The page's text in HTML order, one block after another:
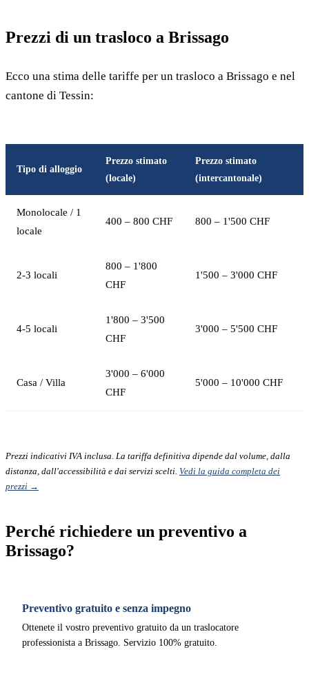
Prezzi di un trasloco a Brissago
Ecco una stima delle tariffe per un trasloco a Brissago e nel
cantone di Tessin:
Tipo di alloggio
Prezzo stimato
(locale)
Prezzo stimato
(intercantonale)
Monolocale / 1
locale
400 – 800 CHF 800 – 1'500 CHF
2-3 locali
800 – 1'800
CHF
1'500 – 3'000 CHF
4-5 locali
1'800 – 3'500
CHF
3'000 – 5'500 CHF
Casa / Villa
3'000 – 6'000
CHF
5'000 – 10'000 CHF
Prezzi indicativi IVA inclusa. La tariffa definitiva dipende dal volume, dalla
distanza, dall'accessibilità e dai servizi scelti. Vedi la guida completa dei
prezzi →
Perché richiedere un preventivo a
Brissago?
Preventivo gratuito e senza impegno
Ottenete il vostro preventivo gratuito da un traslocatore
professionista a Brissago. Servizio 100% gratuito.